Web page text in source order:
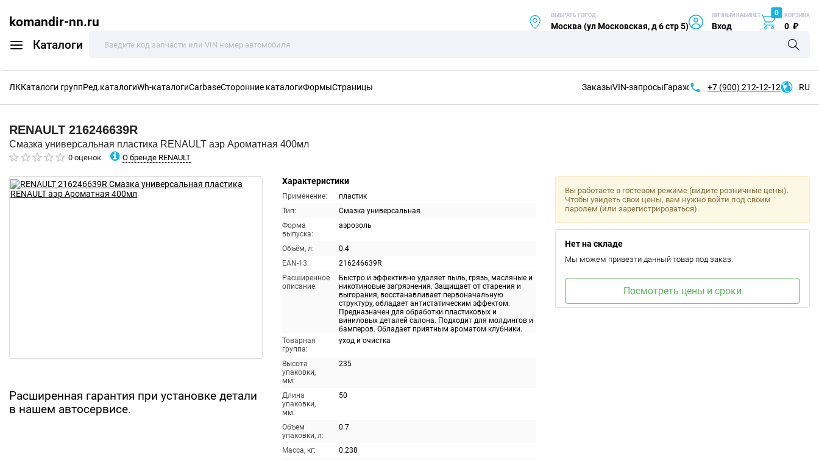
komandir-nn.ru
Каталоги
ВЫБРАТЬ ГОРОД
Москва (ул Московская, д 6 стр 5)
ЛИЧНЫЙ КАБИНЕТ
Вход
0 КОРЗИНА
0 ₽
ЛККаталоги группРед.каталогиWh-каталогиCarbaseСторонние каталогиФормыСтраницы ЗаказыVIN-запросыГараж +7 (900) 212-12-12 RU
RENAULT 216246639R
Смазка универсальная пластика RENAULT аэр Ароматная 400мл
0 оценок О бренде RENAULT
Расширенная гарантия при установке детали
в нашем автосервисе.
Характеристики
Применение:
пластик
Тип:
Смазка универсальная
Форма
выпуска:
аэрозоль
Объём, л:
0.4
EAN-13:
216246639R
Расширенное
описание:
Быстро и эффективно удаляет пыль, грязь, масляные и
никотиновые загрязнения. Защищает от старения и
выгорания, восстанавливает первоначальную
структуру, обладает антистатическим эффектом.
Предназначен для обработки пластиковых и
виниловых деталей салона. Подходит для молдингов и
бамперов. Обладает приятным ароматом клубники.
Товарная
группа:
уход и очистка
Высота
упаковки,
мм:
235
Длина
упаковки,
мм:
50
Объем
упаковки, л:
0.7
Масса, кг:
0.238
Вы работаете в гостевом режиме (видите розничные цены).
Чтобы увидеть свои цены, вам нужно войти под своим
паролем (или зарегистрироваться).
Нет на складе
Мы можем привезти данный товар под заказ.
Посмотреть цены и сроки